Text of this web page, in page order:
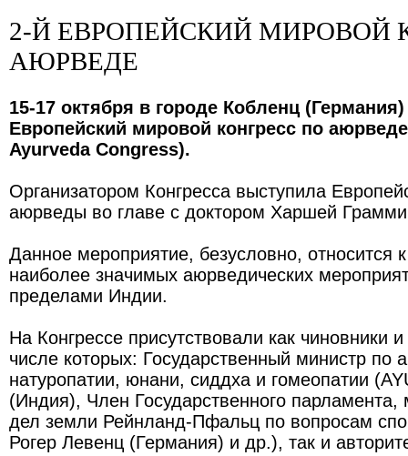
2-Й ЕВРОПЕЙСКИЙ МИРОВОЙ
АЮРВЕДЕ
15-17 октября в городе Кобленц
Европейский мировой конгресс по
Ayurveda Congress).
Организатором Конгресса выступила
аюрведы во главе с доктором Харшей
Данное мероприятие, безусловно, относится
наиболее значимых аюрведических
пределами Индии.
На Конгрессе присутствовали как чиновники
числе которых: Государственный министр по
натуропатии, юнани, сиддха и гомеопатии
(Индия), Член Государственного парламента,
дел земли Рейнланд-Пфальц по вопросам
Рогер Левенц (Германия) и др.), так и